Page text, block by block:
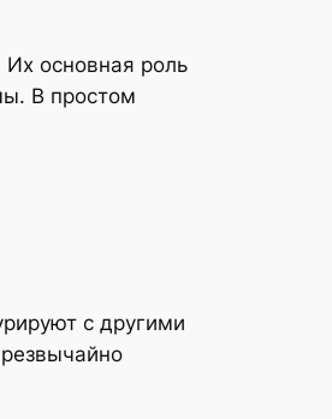
основная роль
В простом
с другими